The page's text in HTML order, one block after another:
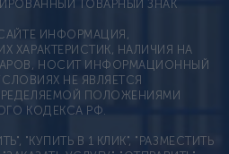
ТОВАРНЫЙ ЗНАК
ИНФОРМАЦИЯ,
ХАРАКТЕРИСТИК, НАЛИЧИЯ НА
НОСИТ ИНФОРМАЦИОННЫЙ
НЕ ЯВЛЯЕТСЯ
ПОЛОЖЕНИЯМИ
КОДЕКСА РФ.
"КУПИТЬ В 1 КЛИК", "РАЗМЕСТИТЬ